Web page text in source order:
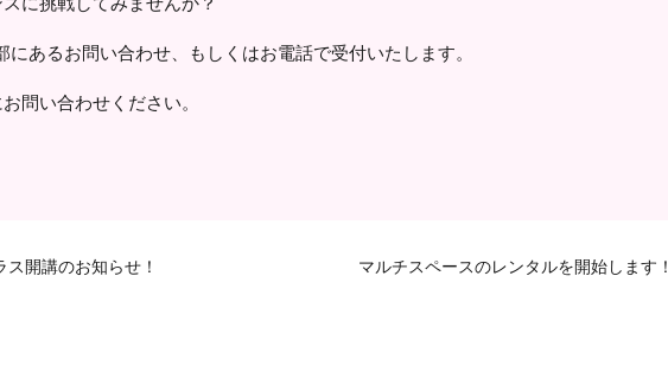
にあるお問い合わせ、もしくはお電話で受付いたします。
問い合わせください。
開講のお知らせ！ マルチスペースのレンタルを開始します！